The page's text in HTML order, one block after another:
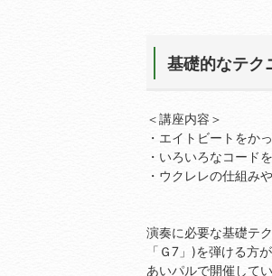
基礎的なテク
＜講座内容＞
・エイトビートをか
・いろいろなコード
・ウクレレの仕組み
演奏に必要な基礎テ
「Ｇ7」)を弾ける方
あいパルで開催して